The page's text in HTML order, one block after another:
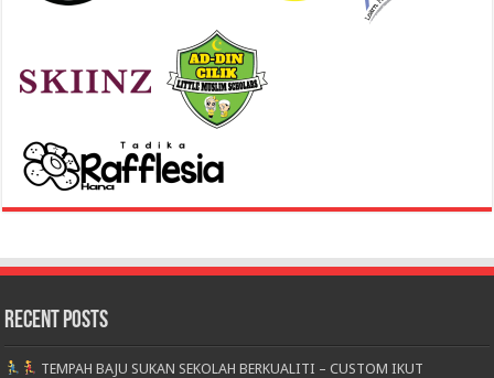
Recent Posts
TEMPAH BAJU SUKAN SEKOLAH BERKUALITI – CUSTOM IKUT